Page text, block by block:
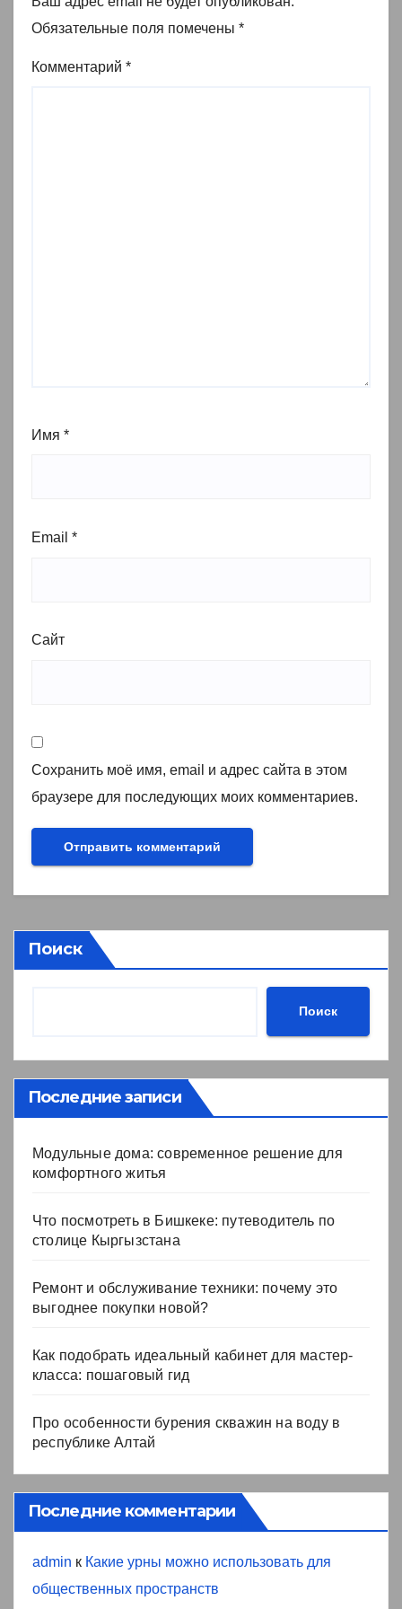
Обязательные поля помечены *
Комментарий *
Имя *
Email *
Сайт
Сохранить моё имя, email и адрес сайта в этом
браузере для последующих моих комментариев.
Поиск
Поиск
Последние записи
Модульные дома: современное решение для
комфортного житья
Что посмотреть в Бишкеке: путеводитель по
столице Кыргызстана
Ремонт и обслуживание техники: почему это
выгоднее покупки новой?
Как подобрать идеальный кабинет для мастер-
класса: пошаговый гид
Про особенности бурения скважин на воду в
республике Алтай
Последние комментарии
admin к Какие урны можно использовать для
общественных пространств